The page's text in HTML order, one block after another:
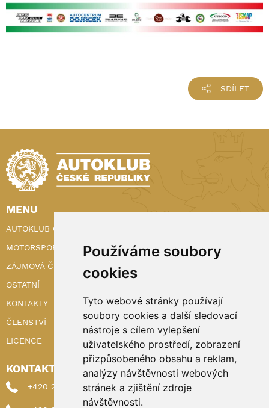
Používáme soubory
cookies
Tyto webové stránky používají
soubory cookies a další sledovací
nástroje s cílem vylepšení
uživatelského prostředí, zobrazení
přizpůsobeného obsahu a reklam,
analýzy návštěvnosti webových
stránek a zjištění zdroje
návštěvnosti.
SDÍLET
MENU
AUTOKLUB ČR
MOTORSPORT
ZÁJMOVÁ ČINNOST
OSTATNÍ
KONTAKTY
ČLENSTVÍ
LICENCE
KONTAKTY
+420 222 898 224 (sekretariat)